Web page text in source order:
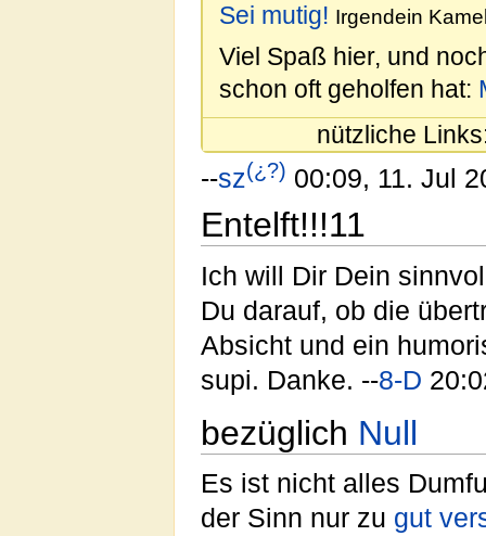
Sei mutig! Irgendein
Viel Spaß hier, und
schon oft geholfen hat:
nützliche
--sz(¿?) 00:09, 11. Jul
Entelft!!!11
Ich will Dir Dein
Du darauf, ob die
Absicht und ein
supi. Danke. --8-D
bezüglich Null
Es ist nicht alles
der Sinn nur zu gut